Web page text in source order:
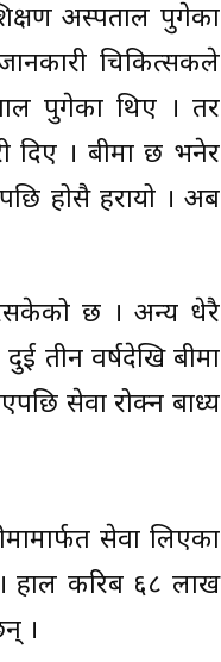
अस्पताल पुगेका
चिकित्सकले
पुगेका थिए । तर
दिए । बीमा छ भनेर
होसै हरायो । अब
छ । अन्य धेरै
तीन वर्षदेखि बीमा
सेवा रोक्न बाध्य
सेवा लिएका
हाल करिब ६८ लाख
।